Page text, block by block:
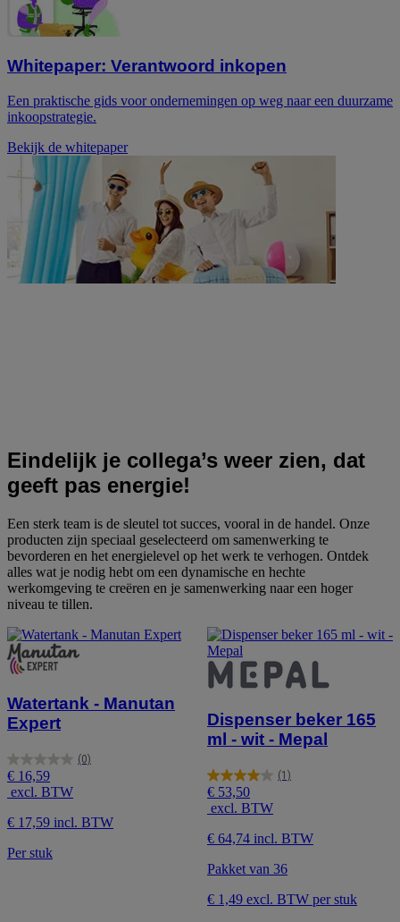
Whitepaper: Verantwoord inkopen
Een praktische gids voor ondernemingen op weg naar een duurzame
inkoopstrategie.
Bekijk de whitepaper
Eindelijk je collega’s weer zien, dat
geeft pas energie!
Een sterk team is de sleutel tot succes, vooral in de handel. Onze
producten zijn speciaal geselecteerd om samenwerking te
bevorderen en het energielevel op het werk te verhogen. Ontdek
alles wat je nodig hebt om een dynamische en hechte
werkomgeving te creëren en je samenwerking naar een hoger
niveau te tillen.
Watertank - Manutan
Expert
(0)
0.0
van
de
5
sterren.
€ 16,59
excl. BTW
€ 17,59 incl. BTW
Per stuk
Dispenser beker 165
ml - wit - Mepal
(1)
4.0
van
de
5
sterren.
1
beoordeling
€ 53,50
excl. BTW
€ 64,74 incl. BTW
Pakket van 36
€ 1,49 excl. BTW per stuk